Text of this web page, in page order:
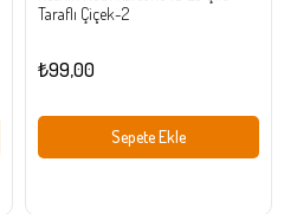
Taraflı Çiçek-2
₺99,00
Sepete Ekle